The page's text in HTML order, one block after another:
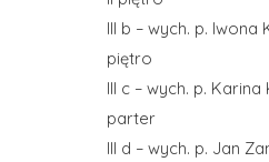
III b – wych. p. Iwona
piętro
III c – wych. p. Karina
parter
III d – wych. p. Jan